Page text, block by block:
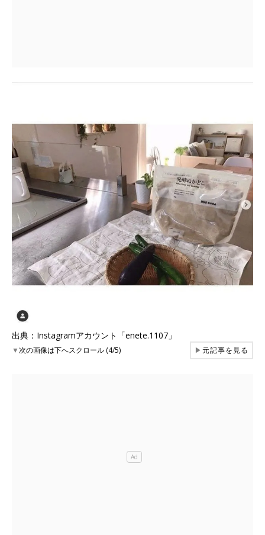
出典：Instagramアカウント「enete.1107」
▼次の画像は下へスクロール (4/5) ▶元記事を見る